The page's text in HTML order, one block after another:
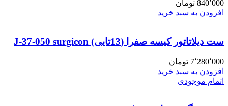
840٬000 تومان
افزودن به سبد خرید
ست دیلاتاتور کیسه صفرا (13تایی) J-37-050 surgicon
7٬280٬000 تومان
افزودن به سبد خرید
اتمام موجودی